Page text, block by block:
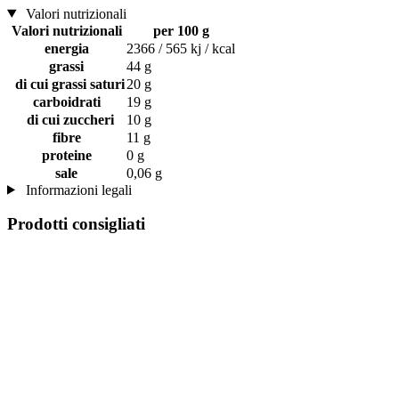
Valori nutrizionali
Valori nutrizionali
per 100 g
energia
2366 / 565 kj / kcal
grassi
44 g
di cui grassi saturi20 g
carboidrati
19 g
di cui zuccheri
10 g
fibre
11 g
proteine
0 g
sale
0,06 g
Informazioni legali
Prodotti consigliati